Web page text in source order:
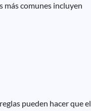
más comunes incluyen
pueden hacer que el